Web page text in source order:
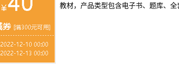
教材，产品类型包含电子书、题库、